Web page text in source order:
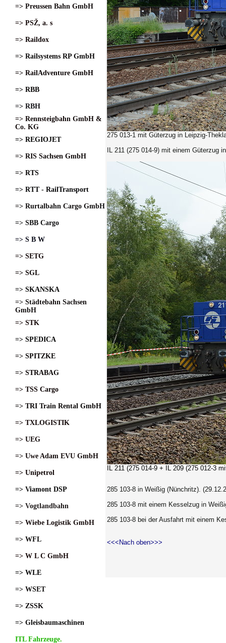
=> Preussen Bahn GmbH
=> PSŽ, a. s
=> Raildox
=> Railsystems RP GmbH
=> RailAdventure GmbH
=> RBB
=> RBH
=> Rennsteigbahn GmbH &
Co. KG
=> REGIOJET
=> RIS Sachsen GmbH
=> RTS
=> RTT - RailTransport
=> Rurtalbahn Cargo GmbH
=> SBB Cargo
=> S B W
=> SETG
=> SGL
=> SKANSKA
=> Städtebahn Sachsen
GmbH
=> STK
=> SPEDICA
=> SPITZKE
=> STRABAG
=> TSS Cargo
=> TRI Train Rental GmbH
=> TXLOGISTIK
=> UEG
=> Uwe Adam EVU GmbH
=> Unipetrol
=> Viamont DSP
=> Vogtlandbahn
=> Wiebe Logistik GmbH
=> WFL
=> W L C GmbH
=> WLE
=> WSET
=> ZSSK
=> Gleisbaumaschinen
ITL Fahrzeuge.
275 013-1 mit Güterzug in Leipzig-
IL 211 (275 014-9) mit einem Güterzug
IL 211 (275 014-9 + IL 209 (275 012-3
285 103-8 in Weißig (Nünchritz).
285 103-8 mit einem Kesselzug in
285 103-8 bei der Ausfahrt mit einem
<<<Nach oben>>>